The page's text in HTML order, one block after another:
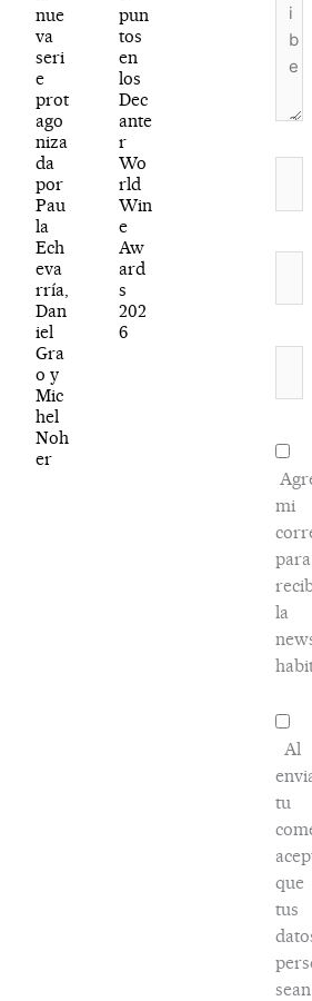
nue
va
seri
e
prot
ago
niza
da
por
Pau
la
Ech
eva
rría,
Dan
iel
Gra
o y
Mic
hel
Noh
er
pun
tos
en
los
Dec
ante
r
Wo
rld
Win
e
Aw
ard
s
202
6
mi
para
la
Al
tu
que
tus
sean